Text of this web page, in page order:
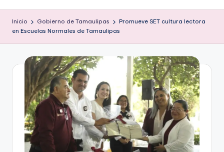
e
g
a
p
Inicio Gobierno de Tamaulipas
Promueve SET cultura lectora
en Escuelas Normales de Tamaulipas